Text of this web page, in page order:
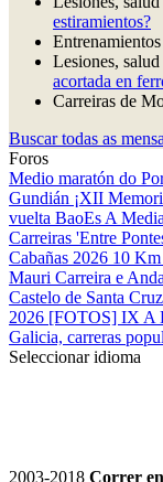
estiramientos?
Lesiones,
acortada en
Carreiras de
Buscar todas as
Foros
Medio maratón do
Gundián ¡XII
vuelta BaoEs A
Carreiras 'Entre
Cabañas 2026 10
Mauri Carreira e
Castelo de Santa Cruz
2026 [FOTOS] IX A
Galicia, carreras
Seleccionar idioma
2003-2018 Correr